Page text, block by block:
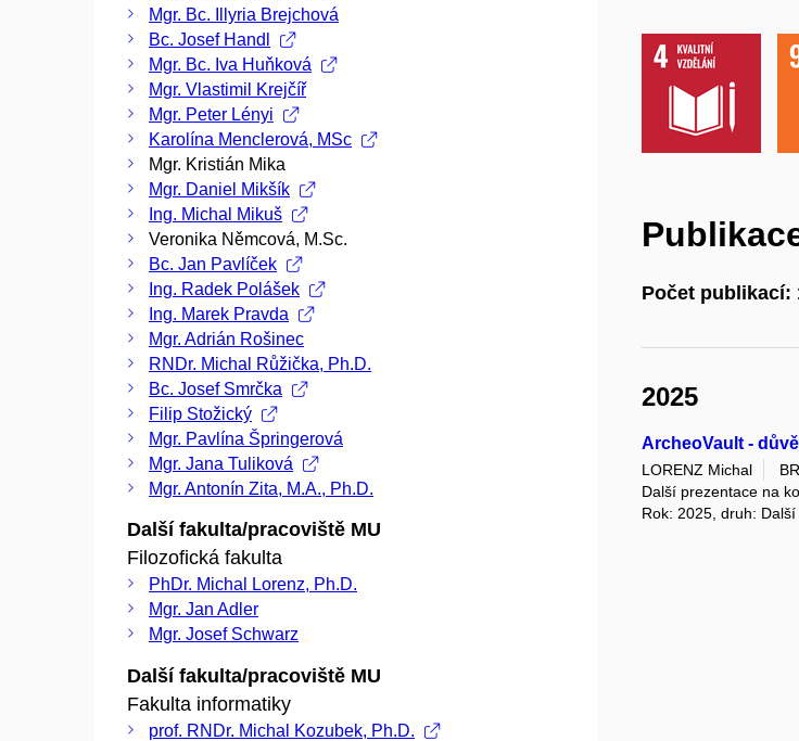
Mgr. Bc. Illyria Brejchová
Bc. Josef Handl
Mgr. Bc. Iva Huňková
Mgr. Vlastimil Krejčíř
Mgr. Peter Lényi
Karolína Menclerová, MSc
Mgr. Kristián Mika
Mgr. Daniel Mikšík
Ing. Michal Mikuš
Veronika Němcová, M.Sc.
Bc. Jan Pavlíček
Ing. Radek Polášek
Ing. Marek Pravda
Mgr. Adrián Rošinec
RNDr. Michal Růžička, Ph.D.
Bc. Josef Smrčka
Filip Stožický
Mgr. Pavlína Špringerová
Mgr. Jana Tuliková
Mgr. Antonín Zita, M.A., Ph.D.
Další fakulta/pracoviště MU
Filozofická fakulta
PhDr. Michal Lorenz, Ph.D.
Mgr. Jan Adler
Mgr. Josef Schwarz
Další fakulta/pracoviště MU
Fakulta informatiky
prof. RNDr. Michal Kozubek, Ph.D.
Počet publikací:
2025
ArcheoVault -
LORENZ Michal
Další prezentace na
Rok: 2025, druh: